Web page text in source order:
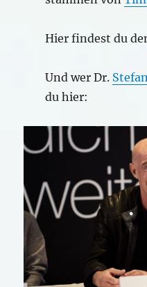
Hier findest du
Und wer Dr.
du hier: